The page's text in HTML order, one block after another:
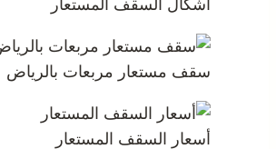
أشكال السقف المستعار
سقف مستعار مربعات بالرياض
أسعار السقف المستعار